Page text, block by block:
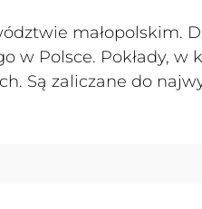
małopolskim.
w Polsce. Pokłady, w
Są zaliczane do